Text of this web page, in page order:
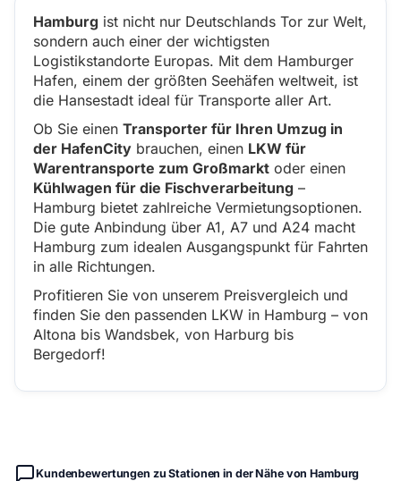
Hamburg ist nicht nur Deutschlands Tor zur Welt,
sondern auch einer der wichtigsten
Logistikstandorte Europas. Mit dem Hamburger
Hafen, einem der größten Seehäfen weltweit, ist
die Hansestadt ideal für Transporte aller Art.
Ob Sie einen Transporter für Ihren Umzug in
der HafenCity brauchen, einen LKW für
Warentransporte zum Großmarkt oder einen
Kühlwagen für die Fischverarbeitung –
Hamburg bietet zahlreiche Vermietungsoptionen.
Die gute Anbindung über A1, A7 und A24 macht
Hamburg zum idealen Ausgangspunkt für Fahrten
in alle Richtungen.
Profitieren Sie von unserem Preisvergleich und
finden Sie den passenden LKW in Hamburg – von
Altona bis Wandsbek, von Harburg bis
Bergedorf!
Kundenbewertungen zu Stationen in der Nähe von Hamburg